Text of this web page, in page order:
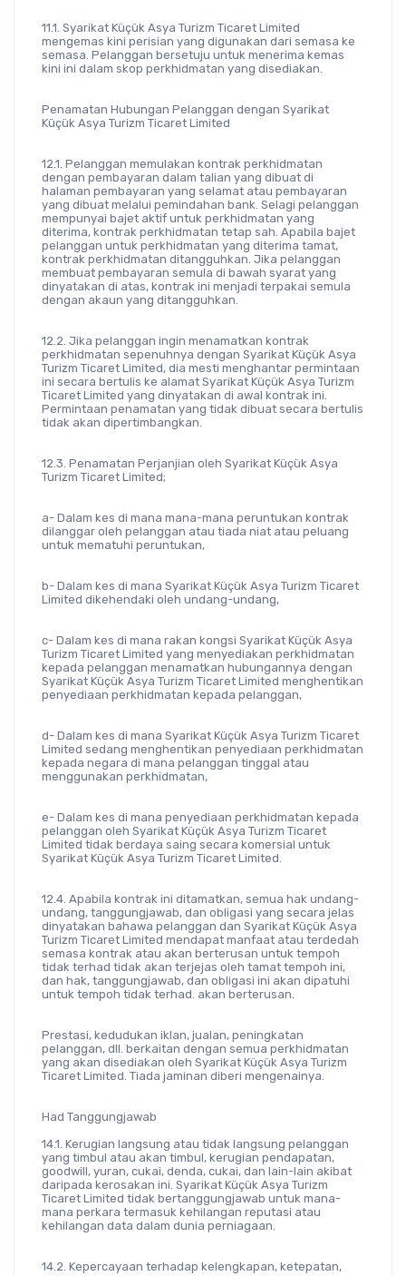
11.1. Syarikat Küçük Asya Turizm Ticaret Limited
mengemas kini perisian yang digunakan dari semasa ke
semasa. Pelanggan bersetuju untuk menerima kemas
kini ini dalam skop perkhidmatan yang disediakan.
Penamatan Hubungan Pelanggan dengan Syarikat
Küçük Asya Turizm Ticaret Limited
12.1. Pelanggan memulakan kontrak perkhidmatan
dengan pembayaran dalam talian yang dibuat di
halaman pembayaran yang selamat atau pembayaran
yang dibuat melalui pemindahan bank. Selagi pelanggan
mempunyai bajet aktif untuk perkhidmatan yang
diterima, kontrak perkhidmatan tetap sah. Apabila bajet
pelanggan untuk perkhidmatan yang diterima tamat,
kontrak perkhidmatan ditangguhkan. Jika pelanggan
membuat pembayaran semula di bawah syarat yang
dinyatakan di atas, kontrak ini menjadi terpakai semula
dengan akaun yang ditangguhkan.
12.2. Jika pelanggan ingin menamatkan kontrak
perkhidmatan sepenuhnya dengan Syarikat Küçük Asya
Turizm Ticaret Limited, dia mesti menghantar permintaan
ini secara bertulis ke alamat Syarikat Küçük Asya Turizm
Ticaret Limited yang dinyatakan di awal kontrak ini.
Permintaan penamatan yang tidak dibuat secara bertulis
tidak akan dipertimbangkan.
12.3. Penamatan Perjanjian oleh Syarikat Küçük Asya
Turizm Ticaret Limited;
a- Dalam kes di mana mana-mana peruntukan kontrak
dilanggar oleh pelanggan atau tiada niat atau peluang
untuk mematuhi peruntukan,
b- Dalam kes di mana Syarikat Küçük Asya Turizm Ticaret
Limited dikehendaki oleh undang-undang,
c- Dalam kes di mana rakan kongsi Syarikat Küçük Asya
Turizm Ticaret Limited yang menyediakan perkhidmatan
kepada pelanggan menamatkan hubungannya dengan
Syarikat Küçük Asya Turizm Ticaret Limited menghentikan
penyediaan perkhidmatan kepada pelanggan,
d- Dalam kes di mana Syarikat Küçük Asya Turizm Ticaret
Limited sedang menghentikan penyediaan perkhidmatan
kepada negara di mana pelanggan tinggal atau
menggunakan perkhidmatan,
e- Dalam kes di mana penyediaan perkhidmatan kepada
pelanggan oleh Syarikat Küçük Asya Turizm Ticaret
Limited tidak berdaya saing secara komersial untuk
Syarikat Küçük Asya Turizm Ticaret Limited.
12.4. Apabila kontrak ini ditamatkan, semua hak undang-
undang, tanggungjawab, dan obligasi yang secara jelas
dinyatakan bahawa pelanggan dan Syarikat Küçük Asya
Turizm Ticaret Limited mendapat manfaat atau terdedah
semasa kontrak atau akan berterusan untuk tempoh
tidak terhad tidak akan terjejas oleh tamat tempoh ini,
dan hak, tanggungjawab, dan obligasi ini akan dipatuhi
untuk tempoh tidak terhad. akan berterusan.
Prestasi, kedudukan iklan, jualan, peningkatan
pelanggan, dll. berkaitan dengan semua perkhidmatan
yang akan disediakan oleh Syarikat Küçük Asya Turizm
Ticaret Limited. Tiada jaminan diberi mengenainya.
Had Tanggungjawab
14.1. Kerugian langsung atau tidak langsung pelanggan
yang timbul atau akan timbul, kerugian pendapatan,
goodwill, yuran, cukai, denda, cukai, dan lain-lain akibat
daripada kerosakan ini. Syarikat Küçük Asya Turizm
Ticaret Limited tidak bertanggungjawab untuk mana-
mana perkara termasuk kehilangan reputasi atau
kehilangan data dalam dunia perniagaan.
14.2. Kepercayaan terhadap kelengkapan, ketepatan,